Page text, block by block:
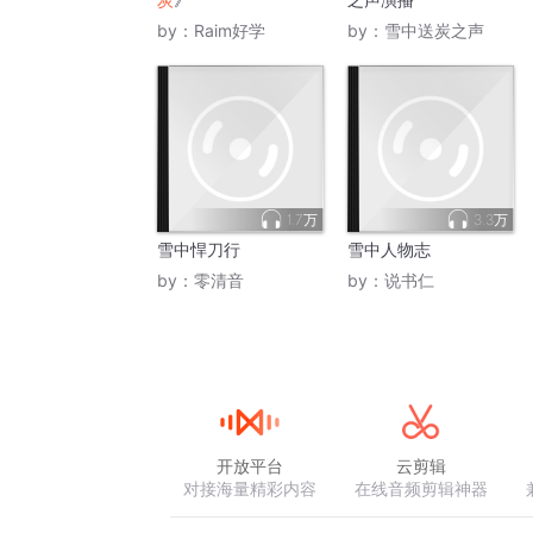
by： Raim好学
by： 雪中送炭之声
1.7万
雪中悍刀行
by： 零清音
3.3万
雪中人物志
by： 说书仁
开放平台
对接海量精彩内容
云剪辑
在线音频剪辑神器